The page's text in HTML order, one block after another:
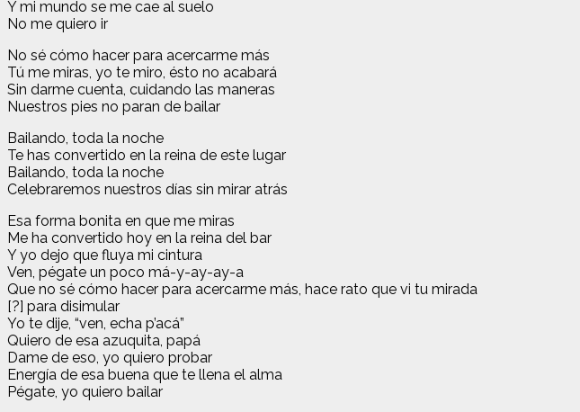
Y mi mundo se me cae al suelo
No me quiero ir
No sé cómo hacer para acercarme más
Tú me miras, yo te miro, ésto no acabará
Sin darme cuenta, cuidando las maneras
Nuestros pies no paran de bailar
Bailando, toda la noche
Te has convertido en la reina de estе lugar
Bailando, toda la noche
Celebrarеmos nuestros días sin mirar atrás
Esa forma bonita en que me miras
Me ha convertido hoy en la reina del bar
Y yo dejo que fluya mi cintura
Ven, pégate un poco má-y-ay-ay-a
Que no sé cómo hacer para acercarme más, hace rato que vi tu mirada
[?] para disimular
Yo te dije, “ven, echa p’acá”
Quiero de esa azuquita, papá
Dame de eso, yo quiero probar
Energía de esa buena que te llena el alma
Pégate, yo quiero bailar